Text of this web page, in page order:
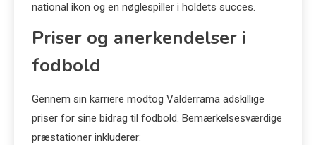
national ikon og en nøglespiller i holdets succes.
Priser og anerkendelser i
fodbold
Gennem sin karriere modtog Valderrama adskillige
priser for sine bidrag til fodbold. Bemærkelsesværdige
præstationer inkluderer: